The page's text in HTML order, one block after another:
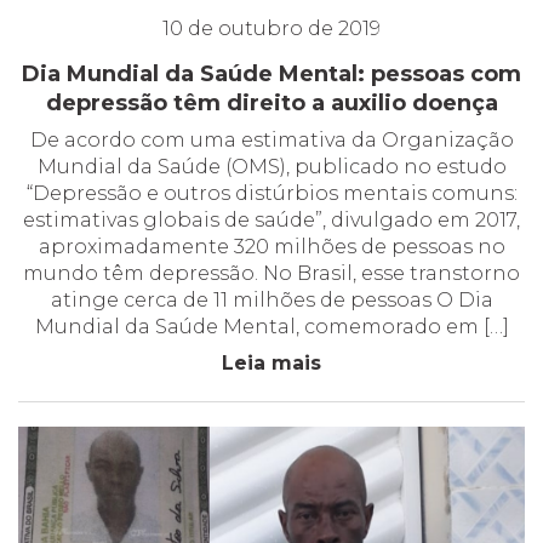
10 de outubro de 2019
Dia Mundial da Saúde Mental: pessoas com
depressão têm direito a auxilio doença
De acordo com uma estimativa da Organização
Mundial da Saúde (OMS), publicado no estudo
“Depressão e outros distúrbios mentais comuns:
estimativas globais de saúde”, divulgado em 2017,
aproximadamente 320 milhões de pessoas no
mundo têm depressão. No Brasil, esse transtorno
atinge cerca de 11 milhões de pessoas O Dia
Mundial da Saúde Mental, comemorado em […]
Leia mais